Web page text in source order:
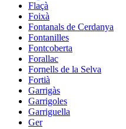
Flaçà
Foixà
Fontanals de Cerdanya
Fontanilles
Fontcoberta
Forallac
Fornells de la Selva
Fortià
Garrigàs
Garrigoles
Garriguella
Ger